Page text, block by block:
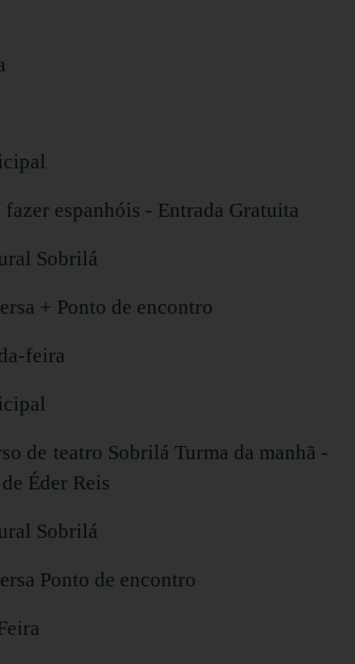
espanhóis - Entrada Gratuita
Sobrilá
+ Ponto de encontro
feira
de teatro Sobrilá Turma da manhã -
Éder Reis
Sobrilá
Ponto de encontro